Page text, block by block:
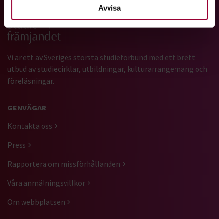
Avvisa
Gå till studiefrämjandets startsida
Vi är ett av Sveriges största studieförbund med ett brett
utbud av studiecirklar, utbildningar, kulturarrangemang och
föreläsningar.
GENVÄGAR
Kontakta oss
Press
Rapportera om missförhållanden
Våra anmälningsvillkor
Om webbplatsen